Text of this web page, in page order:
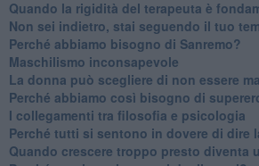
​Quando la rigidità del terapeuta è
​Non sei indietro, stai seguendo il tuo
​Perché abbiamo bisogno di Sanremo?
​Maschilismo inconsapevole
​La donna può scegliere di non essere
​Perché abbiamo così bisogno di
​I collegamenti tra filosofia e psicologia
​Perché tutti si sentono in dovere di dire
​Quando crescere troppo presto diventa